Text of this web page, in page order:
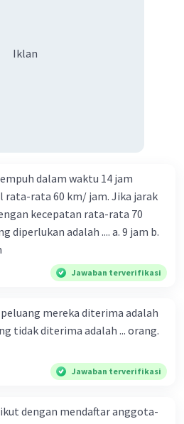
Iklan
dalam waktu 14 jam
rata-rata 60 km/ jam. Jika jarak
kecepatan rata-rata 70
adalah .... a. 9 jam b.
Jawaban terverifikasi
mereka diterima adalah
tidak diterima adalah ... orang.
Jawaban terverifikasi
dengan mendaftar anggota-